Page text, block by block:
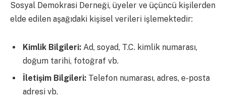
Sosyal Demokrasi Derneği, üyeler ve üçüncü kişilerden
elde edilen aşağıdaki kişisel verileri işlemektedir:
Kimlik Bilgileri: Ad, soyad, T.C. kimlik numarası,
doğum tarihi, fotoğraf vb.
İletişim Bilgileri: Telefon numarası, adres, e-posta
adresi vb.